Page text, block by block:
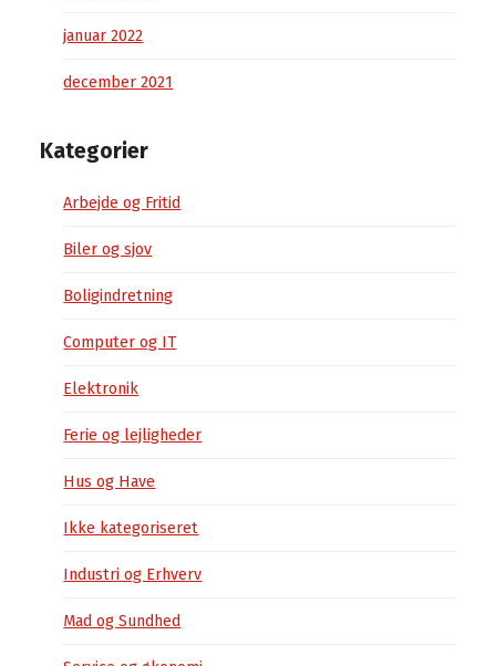
januar 2022
december 2021
Kategorier
Arbejde og Fritid
Biler og sjov
Boligindretning
Computer og IT
Elektronik
Ferie og lejligheder
Hus og Have
Ikke kategoriseret
Industri og Erhverv
Mad og Sundhed